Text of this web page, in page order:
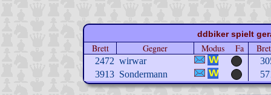
ddbiker spielt
Brett Gegner Modus Fa
2472 wirwar
3913 Sondermann